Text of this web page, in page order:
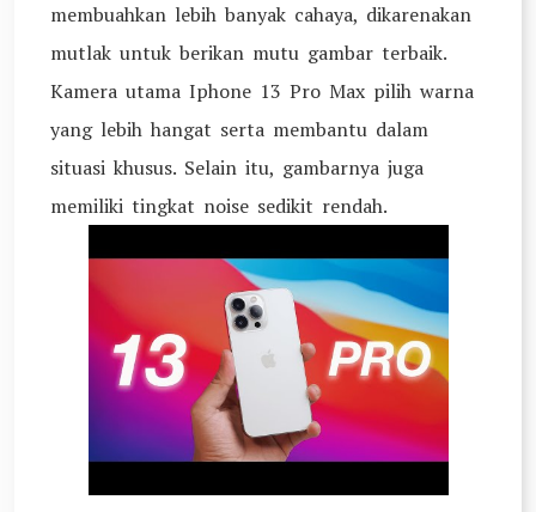
membuahkan lebih banyak cahaya, dikarenakan
mutlak untuk berikan mutu gambar terbaik.
Kamera utama Iphone 13 Pro Max pilih warna
yang lebih hangat serta membantu dalam
situasi khusus. Selain itu, gambarnya juga
memiliki tingkat noise sedikit rendah.